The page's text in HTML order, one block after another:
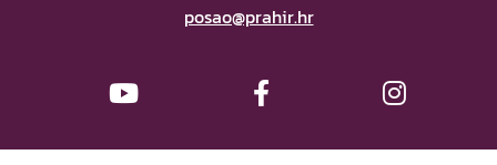
posao@prahir.hr